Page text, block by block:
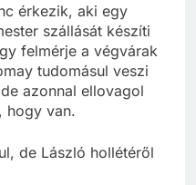
érkezik, aki egy
szállását készíti
felmérje a végvárak
tudomásul veszi
azonnal ellovagol
hogy van.
de László hollétéről